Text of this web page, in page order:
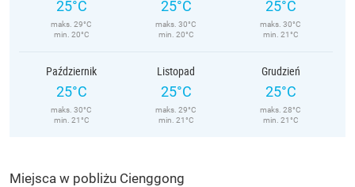
25°C
maks. 29°C
min. 20°C
25°C
maks. 30°C
min. 20°C
25°C
maks. 30°C
min. 21°C
Październik
25°C
maks. 30°C
min. 21°C
Listopad
25°C
maks. 29°C
min. 21°C
Grudzień
25°C
maks. 28°C
min. 21°C
Miejsca w pobliżu Cienggong